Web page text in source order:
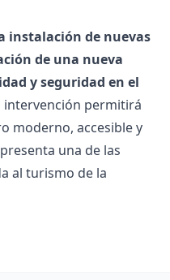
instalación de nuevas
de una nueva
y seguridad en el
intervención permitirá
moderno, accesible y
una de las
al turismo de la